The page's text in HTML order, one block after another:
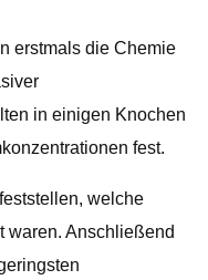
erstmals die Chemie
in einigen Knochen
fest.
welche
waren. Anschließend